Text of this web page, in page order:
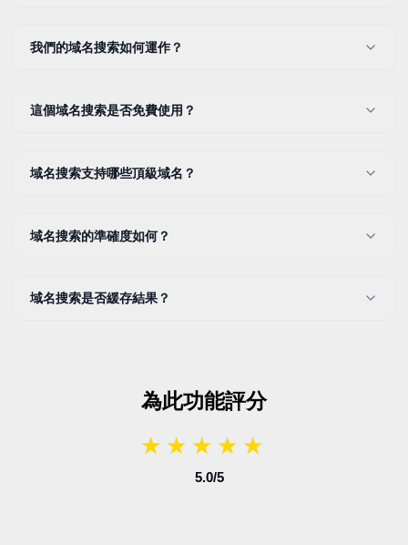
我們的域名搜索如何運作？
這個域名搜索是否免費使用？
域名搜索支持哪些頂級域名？
域名搜索的準確度如何？
域名搜索是否緩存結果？
為此功能評分
★ ★ ★ ★ ★
★ ★ ★ ★ ★
5.0/5